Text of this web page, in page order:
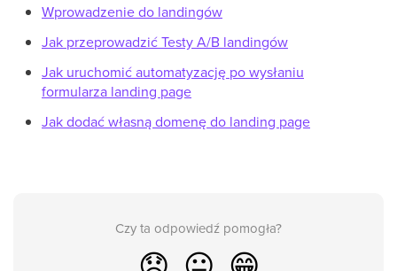
Wprowadzenie do landingów
Jak przeprowadzić Testy A/B landingów
Jak uruchomić automatyzację po wysłaniu
formularza landing page
Jak dodać własną domenę do landing page
Czy ta odpowiedź pomogła?